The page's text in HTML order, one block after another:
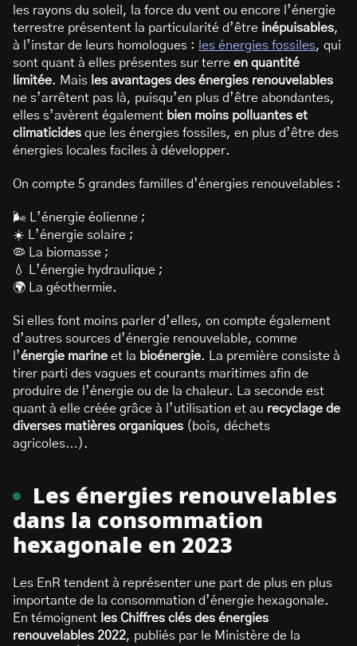
les rayons du soleil, la force du vent ou encore l’énergie
terrestre présentent la particularité d’être inépuisables,
à l’instar de leurs homologues :
les énergies fossiles, qui
sont quant à elles présentes sur terre en quantité
limitée. Mais les avantages des énergies renouvelables
ne s’arrêtent pas là, puisqu’en plus d’être abondantes,
elles s’avèrent également bien moins polluantes et
climaticides que les énergies fossiles, en plus d’être des
énergies locales faciles à développer.
On compte 5 grandes familles d’énergies renouvelables :
🌬️ L’énergie éolienne ;
☀️ L’énergie solaire ;
🦠 La biomasse ;
💧 L’énergie hydraulique ;
🌍 La géothermie.
Si elles font moins parler d’elles, on compte également
d’autres sources d’énergie renouvelable, comme
l’énergie marine et la bioénergie. La première consiste à
tirer parti des vagues et courants maritimes afin de
produire de l’énergie ou de la chaleur. La seconde est
quant à elle créée grâce à l’utilisation et au recyclage de
diverses matières organiques (bois, déchets
agricoles…).
Les énergies renouvelables
dans la consommation
hexagonale en 2023
Les EnR tendent à représenter une part de plus en plus
importante de la consommation d’énergie hexagonale.
En témoignent les Chiffres clés des énergies
renouvelables 2022, publiés par le Ministère de la